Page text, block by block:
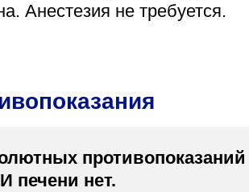
Анестезия не требуется.
противопоказаний
печени нет.